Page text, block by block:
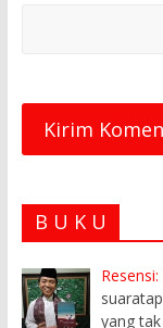
B U K U
yang